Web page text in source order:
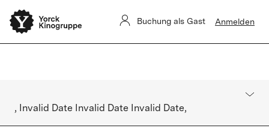
Yorck Unlimited-Aboverwaltung ist derzeit eingeschränkt.
Buchungen sind nicht betroffen.
Buchung als Gast Anmelden
, Invalid Date Invalid Date Invalid Date,